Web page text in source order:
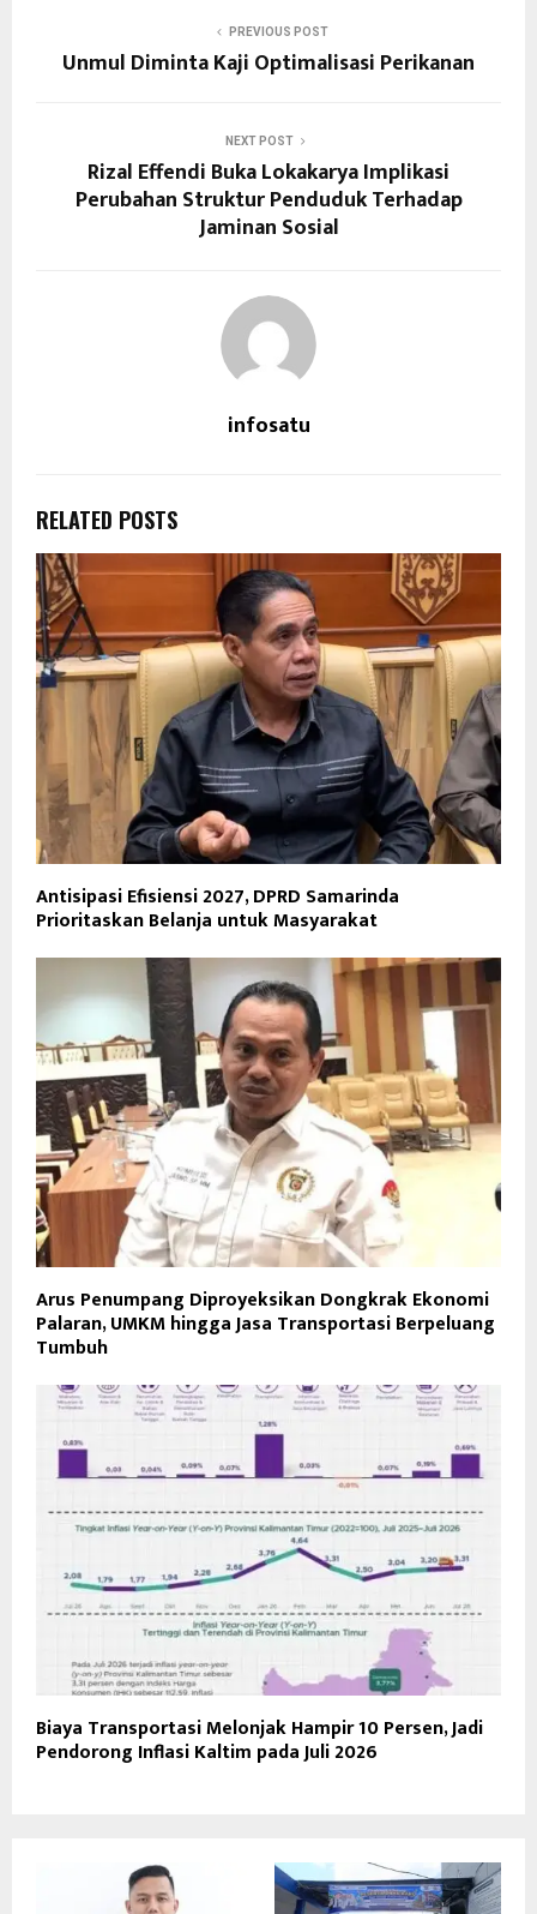
PREVIOUS POST
Unmul Diminta Kaji Optimalisasi Perikanan
NEXT POST
Rizal Effendi Buka Lokakarya Implikasi
Perubahan Struktur Penduduk Terhadap
Jaminan Sosial
infosatu
RELATED POSTS
Antisipasi Efisiensi 2027, DPRD Samarinda
Prioritaskan Belanja untuk Masyarakat
Arus Penumpang Diproyeksikan Dongkrak Ekonomi
Palaran, UMKM hingga Jasa Transportasi Berpeluang
Tumbuh
Biaya Transportasi Melonjak Hampir 10 Persen, Jadi
Pendorong Inflasi Kaltim pada Juli 2026